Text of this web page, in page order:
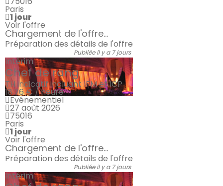
Paris
1 jour
Voir l'offre
Chargement de l'offre...
Préparation des détails de l'offre
Publiée il y a 7 jours
Intérim
Chef de rang
TH indicatif incluant IFM et ICP
18.76 € / heure
Evénementiel
27 août 2026
75016
Paris
1 jour
Voir l'offre
Chargement de l'offre...
Préparation des détails de l'offre
Publiée il y a 7 jours
Intérim